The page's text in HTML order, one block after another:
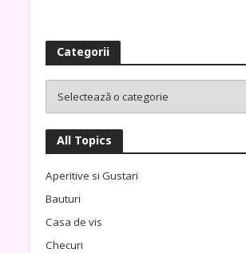
Categorii
All Topics
Aperitive si Gustari
Bauturi
Casa de vis
Checuri